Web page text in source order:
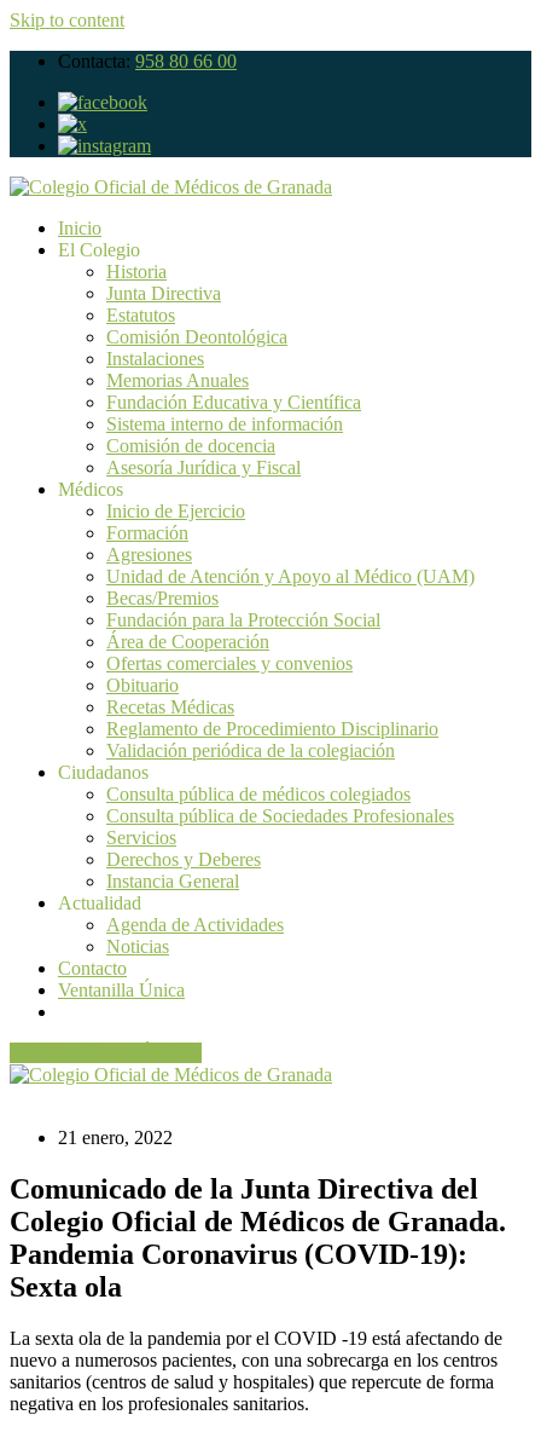
Skip to content
Contacta: 958 80 66 00
Inicio
El Colegio
Historia
Junta Directiva
Estatutos
Comisión Deontológica
Instalaciones
Memorias Anuales
Fundación Educativa y Científica
Sistema interno de información
Comisión de docencia
Asesoría Jurídica y Fiscal
Médicos
Inicio de Ejercicio
Formación
Agresiones
Unidad de Atención y Apoyo al Médico (UAM)
Becas/Premios
Fundación para la Protección Social
Área de Cooperación
Ofertas comerciales y convenios
Obituario
Recetas Médicas
Reglamento de Procedimiento Disciplinario
Validación periódica de la colegiación
Ciudadanos
Consulta pública de médicos colegiados
Consulta pública de Sociedades Profesionales
Servicios
Derechos y Deberes
Instancia General
Actualidad
Agenda de Actividades
Noticias
Contacto
Ventanilla Única
21 enero, 2022
Comunicado de la Junta Directiva del
Colegio Oficial de Médicos de Granada.
Pandemia Coronavirus (COVID-19):
Sexta ola
La sexta ola de la pandemia por el COVID -19 está afectando de
nuevo a numerosos pacientes, con una sobrecarga en los centros
sanitarios (centros de salud y hospitales) que repercute de forma
negativa en los profesionales sanitarios.